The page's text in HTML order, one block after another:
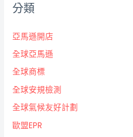
分類
亞馬遜開店
全球亞馬遜
全球商標
全球安規檢測
全球氣候友好計劃
歐盟EPR